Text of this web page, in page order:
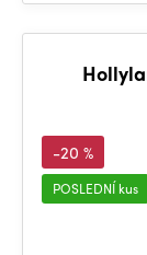
-20 %
POSLEDNÍ kus